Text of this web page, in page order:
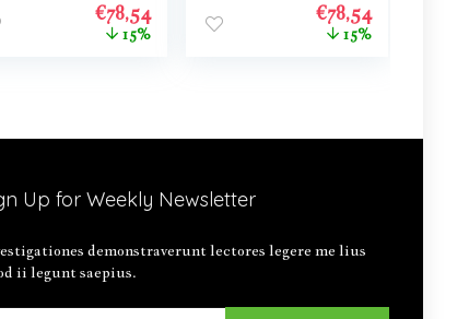
€78,54
15%
€78,54
15%
Up for Weekly Newsletter
demonstraverunt lectores legere me lius
ii legunt saepius.